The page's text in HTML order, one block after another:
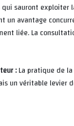
qui sauront
un avantage
liée. La
:La pratique de la
un véritable levier